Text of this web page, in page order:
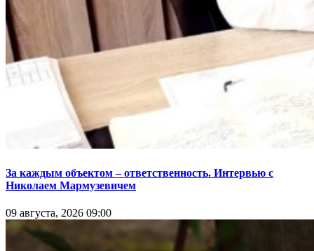
За каждым объектом – ответственность. Интервью с
Николаем Мармузевичем
09 августа, 2026 09:00